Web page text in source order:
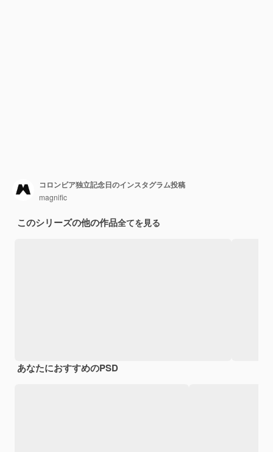
コロンビア独立記念日のインスタグラム投稿
magnific
このシリーズの他の作品全てを見る
あなたにおすすめのPSD